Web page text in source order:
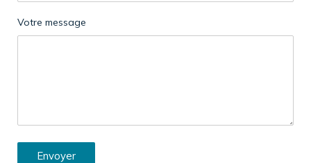
Votre message
Envoyer